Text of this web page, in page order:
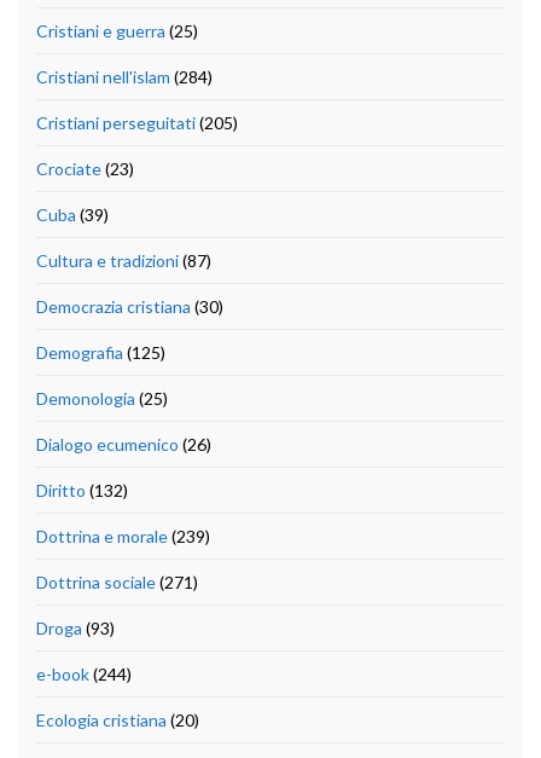
Cristiani e guerra (25)
Cristiani nell'islam (284)
Cristiani perseguitati(205)
Crociate(23)
Cuba (39)
Cultura e tradizioni(87)
Democrazia cristiana (30)
Demografia (125)
Demonologia (25)
Dialogo ecumenico (26)
Diritto (132)
Dottrina e morale(239)
Dottrina sociale(271)
Droga (93)
e-book(244)
Ecologia cristiana (20)